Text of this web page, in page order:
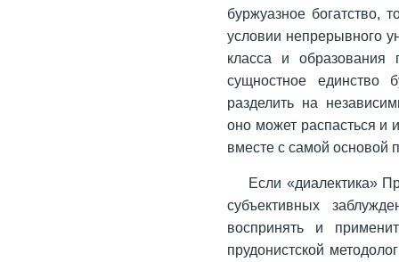
буржуазное богатство,
условии непрерывного
класса и образования
сущностное единство
разделить на
оно может распасться и
вместе с самой основой
Если «диалектика»
субъективных
воспринять и
прудонистской